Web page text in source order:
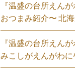
『温盛の台所えん
おつまみ紹介〜 北
『温盛の台所えん
みこしがえんがわ